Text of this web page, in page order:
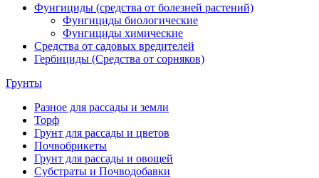
Фунгициды (средства от болезней растений)
Фунгициды биологические
Фунгициды химические
Средства от садовых вредителей
Гербициды (Средства от сорняков)
Грунты
Разное для рассады и земли
Торф
Грунт для рассады и цветов
Почвобрикеты
Грунт для рассады и овощей
Субстраты и Почводобавки